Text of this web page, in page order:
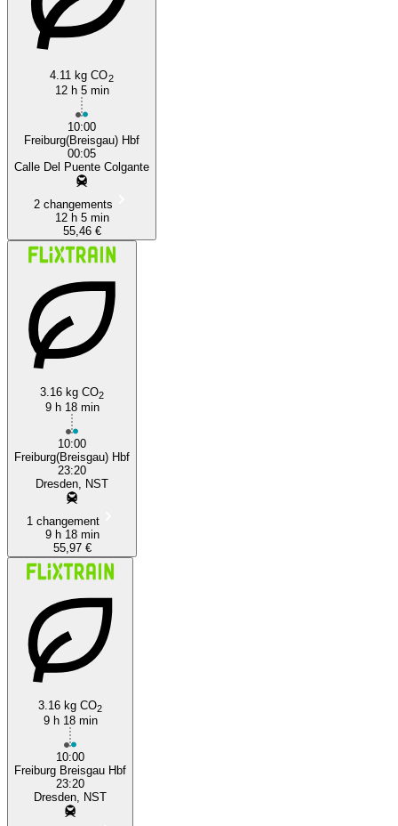
4.11 kg CO2
12 h 5 min
10:00
Freiburg(Breisgau) Hbf
00:05
Calle Del Puente Colgante
2 changements
12 h 5 min
55,46 €
3.16 kg CO2
9 h 18 min
10:00
Freiburg(Breisgau) Hbf
23:20
Dresden, NST
1 changement
9 h 18 min
55,97 €
3.16 kg CO2
9 h 18 min
10:00
Freiburg Breisgau Hbf
23:20
Dresden, NST